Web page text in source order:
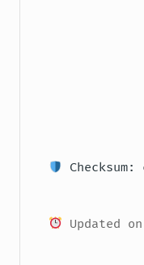
Checksum:
Updated